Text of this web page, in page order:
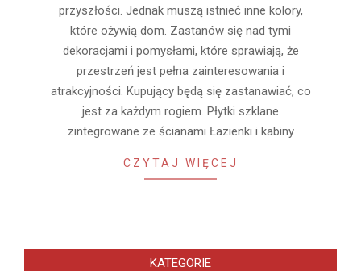
przyszłości. Jednak muszą istnieć inne kolory,
które ożywią dom. Zastanów się nad tymi
dekoracjami i pomysłami, które sprawiają, że
przestrzeń jest pełna zainteresowania i
atrakcyjności. Kupujący będą się zastanawiać, co
jest za każdym rogiem. Płytki szklane
zintegrowane ze ścianami Łazienki i kabiny
CZYTAJ WIĘCEJ
KATEGORIE